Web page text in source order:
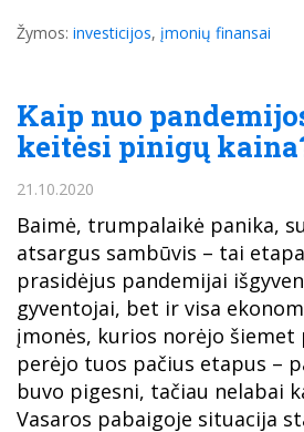
Žymos: investicijos, įmonių finansai
Kaip nuo
keitėsi pinigų
21.10.2020
Baimė, trumpalaikė panika,
atsargus sambūvis – tai
prasidėjus pandemijai
gyventojai, bet ir visa
įmonės, kurios norėjo šiemet
perėjo tuos pačius etapus –
buvo pigesni, tačiau nelabai
Vasaros pabaigoje situacija